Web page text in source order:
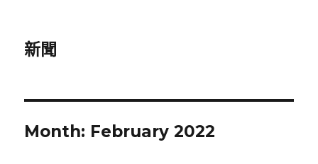
新聞
Month: February 2022